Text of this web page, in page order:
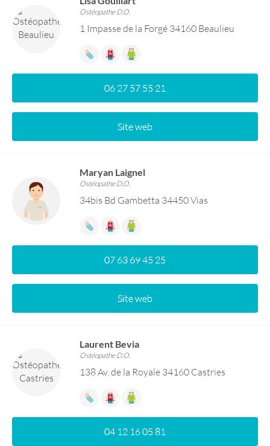
Ostéopathe D.O.
1 Impasse de la Forgé 34160 Beaulieu
06 27 57 55 21
Site web
Maryan Laignel
Ostéopathe D.O.
34bis Bd Gambetta 34450 Vias
07 63 69 45 25
Site web
Laurent Bevia
Ostéopathe D.O.
138 Av. de la Royale 34160 Castries
04 12 16 05 81